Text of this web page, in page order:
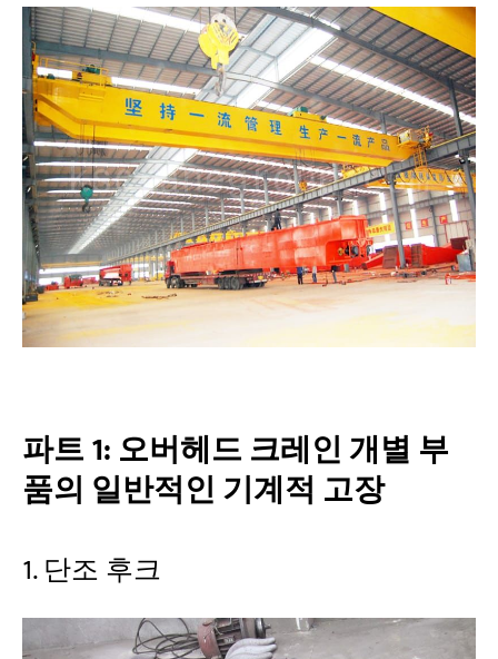
파트 1: 오버헤드 크레인 개별 부
품의 일반적인 기계적 고장
1. 단조 후크